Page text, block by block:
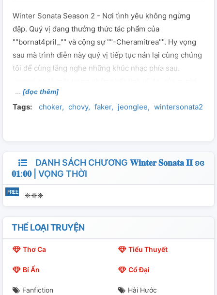
Winter Sonata Season 2 - Nơi tình yêu không ngừng
đập. Quý vị đang thưởng thức tác phẩm của
""bornat4pril_"" và cộng sự ""-Cheramitrea"". Hy vọng
sau mà trình diễn này quý vị tiếp tục nán lại cùng chúng
tôi để cùng lắng nghe những khúc nhạc phía sau.
Cũng là bến đỗ tình yêu đẹp nhất. - V/A: "Anh đã quay
trở lại nơi đó, chỉ mong em người đứng chờ anh trong
[đọc thêm]
Tags: choker chovy faker jeonglee wintersonata2
DANH SÁCH CHƯƠNG 𝐖𝐢𝐧𝐭𝐞𝐫 𝐒𝐨𝐧𝐚𝐭𝐚 𝐈𝐈 ʚɞ
𝟎𝟏:𝟎𝟎 | VỌNG THỜI
❈❈❈
THỂ LOẠI TRUYỆN
Thơ Ca Tiểu Thuyết
Bí Ẩn Cổ Đại
Fanfiction Hài Hước